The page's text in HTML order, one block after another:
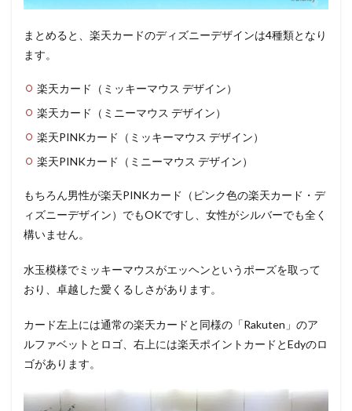
まとめると、楽天カードのディズニーデザインは4種類となり
ます。
楽天カード（ミッキーマウス デザイン）
楽天カード（ミニーマウス デザイン）
楽天PINKカード（ミッキーマウス デザイン）
楽天PINKカード（ミニーマウス デザイン）
もちろん男性が楽天PINKカード（ピンク色の楽天カード・デ
ィズニーデザイン）でもOKですし、女性がシルバーでも全く
構いません。
水玉模様でミッキーマウスがエッヘンというポーズを取って
おり、卓越した愛くるしさがあります。
カード左上には通常の楽天カードと同様の「Rakuten」のア
ルファベットとロゴ、右上には楽天ポイントカードとEdyのロ
ゴがあります。